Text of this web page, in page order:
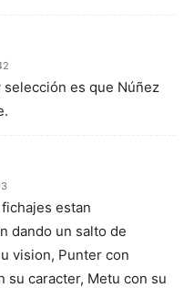
selección es que Núñez
estan
dando un salto de
vision, Punter con
su caracter, Metu con su